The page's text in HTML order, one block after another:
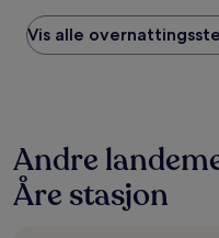
anmeldelser)
natt
funnet
de
på
et
opphold
på
Vis alle
Andre
Åre stasjon